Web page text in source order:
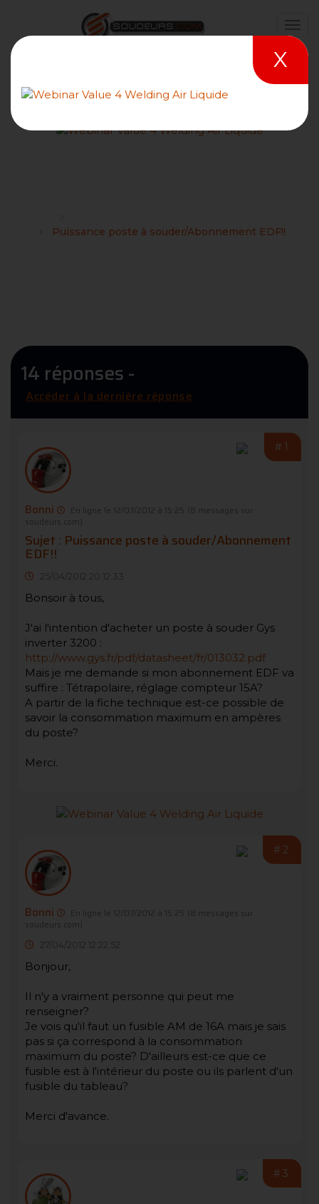
Puissance poste à souder/Abonnement EDF!!
14 réponses -
Accéder à la dernière réponse
#1
Bonni En ligne le 12/07/2012 à 15:25
(8 messages sur
soudeurs.com)
Sujet : Puissance poste à souder/Abonnement
EDF!!
25/04/2012 20:12:33
Bonsoir à tous,
J'ai l'intention d'acheter un poste à souder Gys
inverter 3200 :
http://www.gys.fr/pdf/datasheet/fr/013032.pdf
Mais je me demande si mon abonnement EDF va
suffire : Tétrapolaire, réglage compteur 15A?
A partir de la fiche technique est-ce possible de
savoir la consommation maximum en ampères
du poste?
Merci.
#2
Bonni En ligne le 12/07/2012 à 15:25
(8 messages sur
soudeurs.com)
27/04/2012 12:22:52
Bonjour,
Il n'y a vraiment personne qui peut me
renseigner?
Je vois qu'il faut un fusible AM de 16A mais je sais
pas si ça correspond à la consommation
maximum du poste? D'ailleurs est-ce que ce
fusible est à l'intérieur du poste ou ils parlent d'un
fusible du tableau?
Merci d'avance.
#3
X